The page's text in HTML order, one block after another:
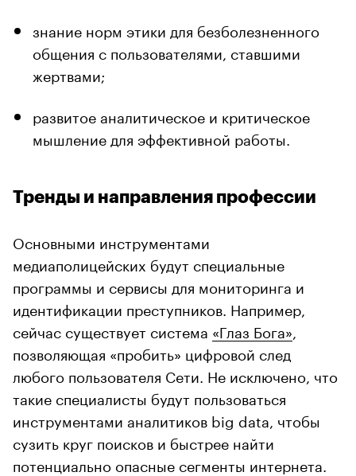
знание норм этики для безболезненного
общения с пользователями, ставшими
жертвами;
развитое аналитическое и критическое
мышление для эффективной работы.
Тренды и направления профессии
Основными инструментами
медиаполицейских будут специальные
программы и сервисы для мониторинга и
идентификации преступников. Например,
сейчас существует система «Глаз Бога»
позволяющая «пробить» цифровой след
любого пользователя Сети. Не исключено, что
такие специалисты будут пользоваться
инструментами аналитиков big data, чтобы
сузить круг поисков и быстрее найти
потенциально опасные сегменты интернета.